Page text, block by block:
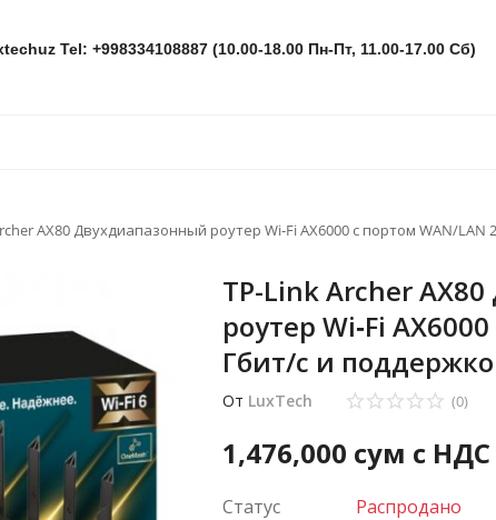
Tel: +998334108887 (10.00-18.00 Пн-Пт, 11.00-17.00 Сб)
AX80 Двухдиапазонный роутер Wi‑Fi AX6000 с портом WAN/
TP-Link Archer
роутер Wi‑Fi
Гбит/с и
От LuxTech (0)
1,476,000 сум с НДС
Статус Распродано